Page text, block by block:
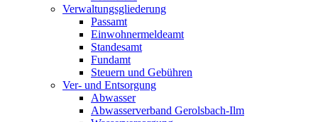
Verwaltungsgliederung
Passamt
Einwohnermeldeamt
Standesamt
Fundamt
Steuern und Gebühren
Ver- und Entsorgung
Abwasser
Abwasserverband Gerolsbach-Ilm